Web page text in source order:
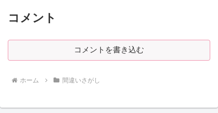
コメント
コメントを書き込む
ホーム 間違いさがし